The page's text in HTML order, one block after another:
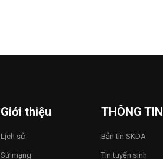
Giới thiệu
Lịch sử
Sứ mạng
THÔNG TIN
Bản tin SKDA
Tin tuyển sinh